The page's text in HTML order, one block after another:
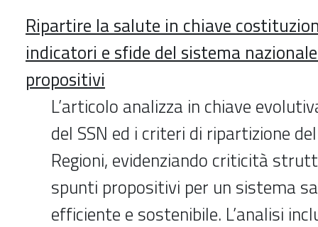
Ripartire la salute in chiave
indicatori e sfide del sistema
propositivi
L’articolo analizza in chiave
del SSN ed i criteri di ripartizione
Regioni, evidenziando criticità
spunti propositivi per un sistema
efficiente e sostenibile. L’analisi